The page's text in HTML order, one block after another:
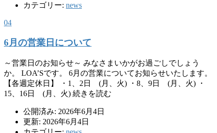
カテゴリー: news
04
6月の営業日について
～営業日のお知らせ～ みなさまいかがお過ごしでしょう
か。 LOA’Sです。 6月の営業についてお知らせいたします。
【各週定休日】 ・1、2日 (月、火) ・8、9日 (月、火) ・
15、16日 (月、火) 続きを読む
公開済み: 2026年6月4日
更新: 2026年6月4日